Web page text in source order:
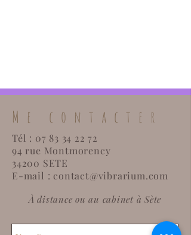
Me contacter
Tél : 07 83 34 22 72
94 rue Montmorency
34200 SETE
E-mail : contact@vibrarium.com
À distance ou au cabinet à Sète